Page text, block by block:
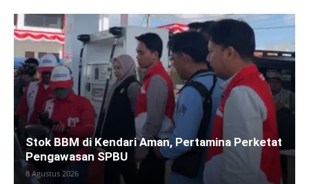
Stok BBM di Kendari Aman, Pertamina Perketat
Pengawasan SPBU
8 Agustus 2026